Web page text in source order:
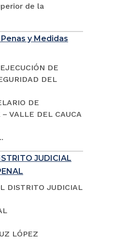
de la
y Medidas
DE
DEL
DE
VALLE DEL CAUCA
JUDICIAL
DISTRITO JUDICIAL
LÓPEZ